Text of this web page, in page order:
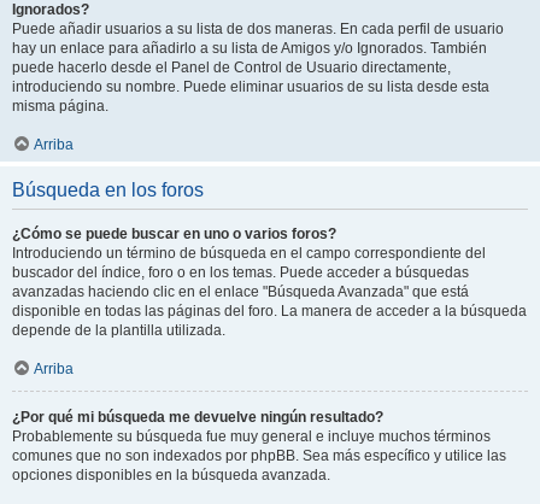
Ignorados?
Puede añadir usuarios a su lista de dos maneras. En cada perfil de usuario
hay un enlace para añadirlo a su lista de Amigos y/o Ignorados. También
puede hacerlo desde el Panel de Control de Usuario directamente,
introduciendo su nombre. Puede eliminar usuarios de su lista desde esta
misma página.
Arriba
Búsqueda en los foros
¿Cómo se puede buscar en uno o varios foros?
Introduciendo un término de búsqueda en el campo correspondiente del
buscador del índice, foro o en los temas. Puede acceder a búsquedas
avanzadas haciendo clic en el enlace "Búsqueda Avanzada" que está
disponible en todas las páginas del foro. La manera de acceder a la búsqueda
depende de la plantilla utilizada.
Arriba
¿Por qué mi búsqueda me devuelve ningún resultado?
Probablemente su búsqueda fue muy general e incluye muchos términos
comunes que no son indexados por phpBB. Sea más específico y utilice las
opciones disponibles en la búsqueda avanzada.